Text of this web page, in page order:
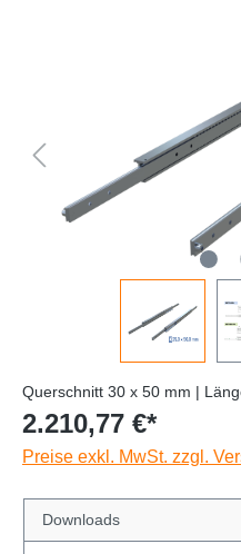
Querschnitt 30 x 50 mm |
2.210,77 €*
Preise exkl. MwSt. zzgl.
Downloads